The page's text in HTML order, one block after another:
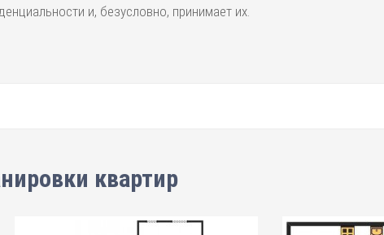
и, безусловно, принимает их.
квартир